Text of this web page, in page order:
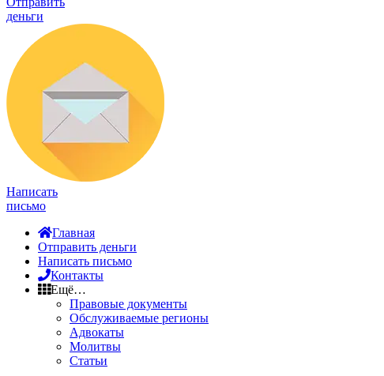
деньги
Написать
письмо
Главная
Отправить деньги
Написать письмо
Контакты
Ещё…
Правовые документы
Обслуживаемые регионы
Адвокаты
Молитвы
Статьи